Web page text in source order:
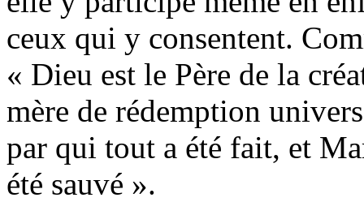
ceux qui y consentent.
« Dieu est le Père de la
mère de rédemption
par qui tout a été fait, et
été sauvé ».